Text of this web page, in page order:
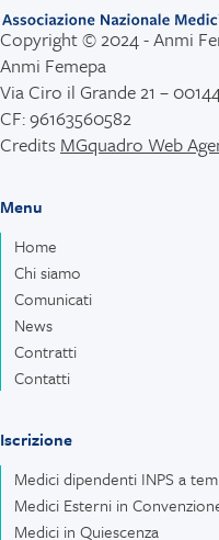
Copyright © 2024 - Anmi
Anmi Femepa
Via Ciro il Grande 21 –
CF: 96163560582
Credits MGquadro Web
Menu
Home
Chi siamo
Comunicati
News
Contratti
Contatti
Iscrizione
Medici dipendenti INPS a
Medici Esterni in
Medici in Quiescenza